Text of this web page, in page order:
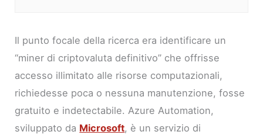
Il punto focale della ricerca era identificare un
“miner di criptovaluta definitivo” che offrisse
accesso illimitato alle risorse computazionali,
richiedesse poca o nessuna manutenzione, fosse
gratuito e indetectabile. Azure Automation,
sviluppato da Microsoft, è un servizio di